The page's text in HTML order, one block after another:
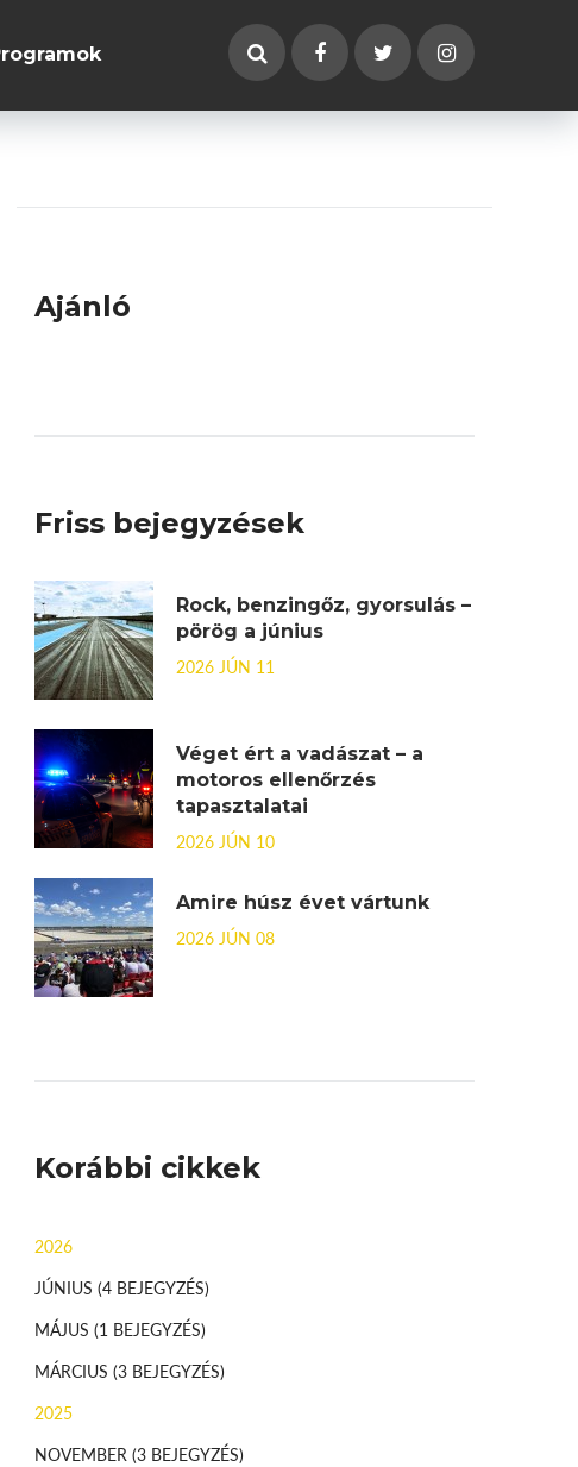
Ajánló
Friss bejegyzések
Rock, benzingőz, gyorsulás –
pörög a június
2026 JÚN 11
Véget ért a vadászat – a
motoros ellenőrzés
tapasztalatai
2026 JÚN 10
Amire húsz évet vártunk
2026 JÚN 08
Korábbi cikkek
2026
JÚNIUS (4 BEJEGYZÉS)
MÁJUS (1 BEJEGYZÉS)
MÁRCIUS (3 BEJEGYZÉS)
2025
NOVEMBER (3 BEJEGYZÉS)